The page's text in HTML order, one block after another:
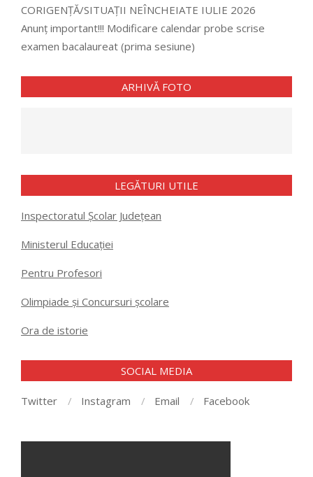
CORIGENȚĂ/SITUAȚII NEÎNCHEIATE IULIE 2026
Anunț important!!! Modificare calendar probe scrise
examen bacalaureat (prima sesiune)
ARHIVĂ FOTO
LEGĂTURI UTILE
Inspectoratul Școlar Județean
Ministerul Educației
Pentru Profesori
Olimpiade și Concursuri școlare
Ora de istorie
SOCIAL MEDIA
Twitter Instagram Email Facebook